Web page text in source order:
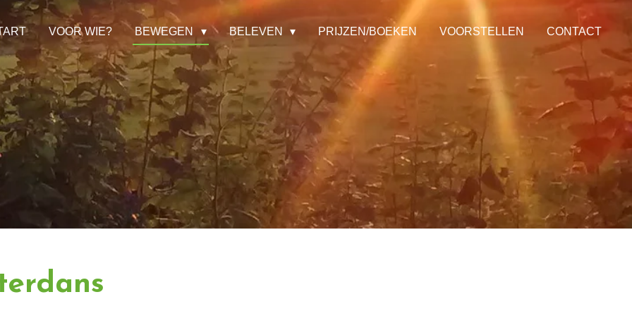
VOOR WIE? BEWEGEN BELEVEN PRIJZEN/BOEKEN VOORSTELLEN CONTACT